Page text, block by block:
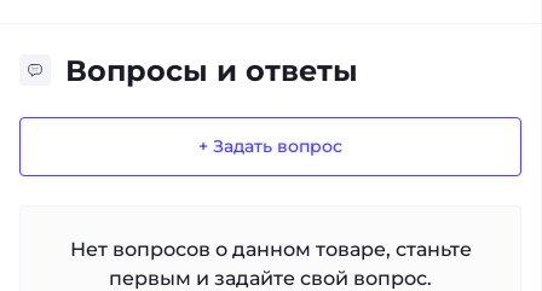
Вопросы и ответы
+ Задать вопрос
Нет вопросов о данном товаре, станьте
первым и задайте свой вопрос.